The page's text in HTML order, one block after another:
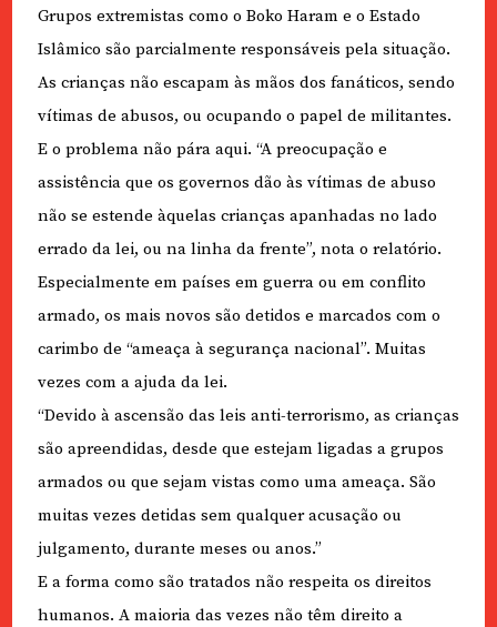
Grupos extremistas como o Boko Haram e o Estado
Islâmico são parcialmente responsáveis pela situação.
As crianças não escapam às mãos dos fanáticos, sendo
vítimas de abusos, ou ocupando o papel de militantes.
E o problema não pára aqui. “A preocupação e
assistência que os governos dão às vítimas de abuso
não se estende àquelas crianças apanhadas no lado
errado da lei, ou na linha da frente”, nota o relatório.
Especialmente em países em guerra ou em conflito
armado, os mais novos são detidos e marcados com o
carimbo de “ameaça à segurança nacional”. Muitas
vezes com a ajuda da lei.
“Devido à ascensão das leis anti-terrorismo, as crianças
são apreendidas, desde que estejam ligadas a grupos
armados ou que sejam vistas como uma ameaça. São
muitas vezes detidas sem qualquer acusação ou
julgamento, durante meses ou anos.”
E a forma como são tratados não respeita os direitos
humanos. A maioria das vezes não têm direito a